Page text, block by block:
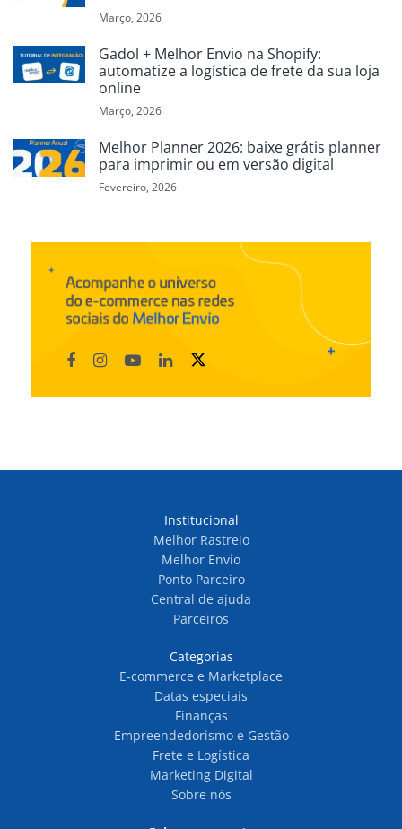
Março, 2026
Gadol + Melhor Envio na Shopify:
automatize a logística de frete da sua loja
online
Março, 2026
Melhor Planner 2026: baixe grátis planner
para imprimir ou em versão digital
Fevereiro, 2026
Institucional
Melhor Rastreio
Melhor Envio
Ponto Parceiro
Central de ajuda
Parceiros
Categorias
E-commerce e Marketplace
Datas especiais
Finanças
Empreendedorismo e Gestão
Frete e Logística
Marketing Digital
Sobre nós